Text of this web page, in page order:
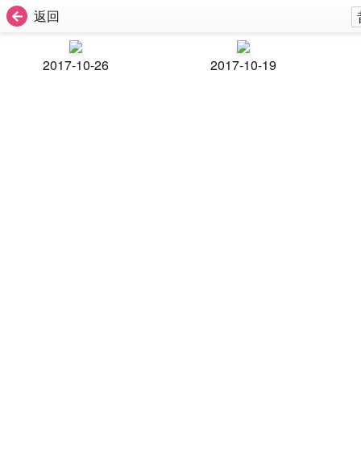
返回
2017-10-26 2017-10-19